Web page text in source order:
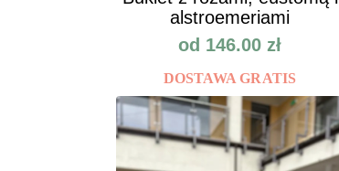
alstroemeriami
od 146.00 zł
DOSTAWA GRATIS